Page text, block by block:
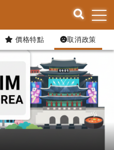
價格特點 取消政策